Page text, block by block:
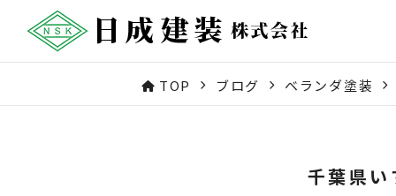
TOP ブログ ベランダ塗装
千葉県